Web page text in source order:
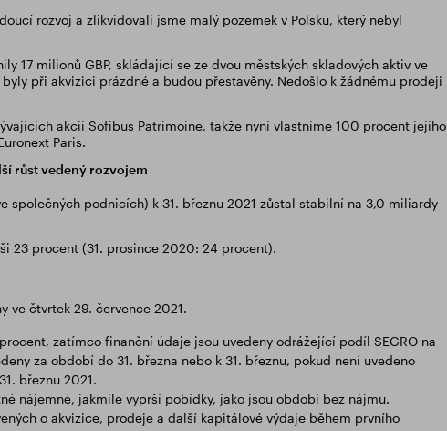
rozvoj a zlikvidovali jsme malý pozemek v Polsku, který nebyl
17 milionů GBP, skládající se ze dvou městských skladových aktiv ve
při akvizici prázdné a budou přestavěny. Nedošlo k žádnému prodeji
akcií Sofibus Patrimoine, takže nyní vlastníme 100 procent jejího
Paris.
růst vedený rozvojem
společných podnicích) k 31. březnu 2021 zůstal stabilní na 3,0 miliardy
23 procent (31. prosince 2020: 24 procent).
ve čtvrtek 29. července 2021.
zatímco finanční údaje jsou uvedeny odrážející podíl SEGRO na
za období do 31. března nebo k 31. březnu, pokud není uvedeno
březnu 2021.
nájemné, jakmile vyprší pobídky, jako jsou období bez nájmu.
o akvizice, prodeje a další kapitálové výdaje během prvního